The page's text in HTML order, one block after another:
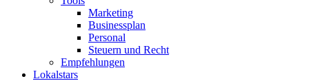
Marketing
Businessplan
Personal
Steuern und Recht
Empfehlungen
Lokalstars